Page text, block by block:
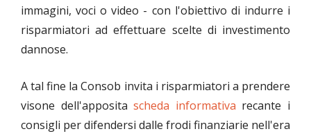
immagini, voci o video - con l'obiettivo di indurre i
risparmiatori ad effettuare scelte di investimento
dannose.
A tal fine la Consob invita i risparmiatori a prendere
visone dell'appositascheda informativa recante i
consigli per difendersi dalle frodi finanziarie nell'era